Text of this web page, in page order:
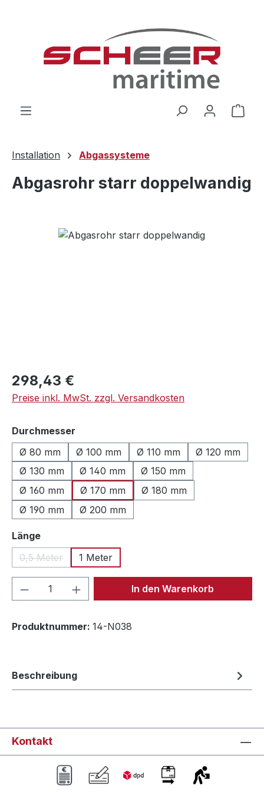
Installation Abgassysteme
Abgasrohr starr doppelwandig
Bildergalerie überspringen
Regulärer Preis:
298,43 €
Preise inkl. MwSt. zzgl. Versandkosten
Durchmesser
Ø 80 mm
Ø 100 mm Ø 110 mm
Ø 120 mm
Ø 130 mm
Ø 140 mm
Ø 150 mm
Ø 160 mm
Ø 170 mm
Ø 180 mm
Ø 190 mm
Ø 200 mm
Längeauswählen
0,5 Meter
(Diese Option ist zurzeit nicht verfügbar.)
1 Meter
Produkt Anzahl: Gib denIn den Warenkorb
Produktnummer: 14-N038
Beschreibung
Kontakt